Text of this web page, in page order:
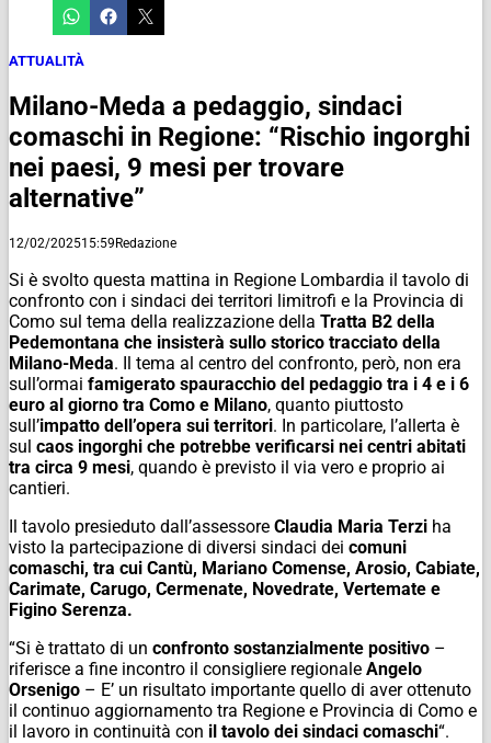
ATTUALITÀ
Milano-Meda a pedaggio, sindaci
comaschi in Regione: “Rischio ingorghi
nei paesi, 9 mesi per trovare
alternative”
12/02/202515:59Redazione
Si è svolto questa mattina in Regione Lombardia il tavolo di
confronto con i sindaci dei territori limitrofi e la Provincia di
Como sul tema della realizzazione della Tratta B2 della
Pedemontana che insisterà sullo storico tracciato della
Milano-Meda. Il tema al centro del confronto, però, non era
sull’ormai famigerato spauracchio del pedaggio tra i 4 e i 6
euro al giorno tra Como e Milano, quanto piuttosto
sull’impatto dell’opera sui territori. In particolare, l’allerta è
sul caos ingorghi che potrebbe verificarsi nei centri abitati
tra circa 9 mesi, quando è previsto il via vero e proprio ai
cantieri.
Il tavolo presieduto dall’assessore Claudia Maria Terzi ha
visto la partecipazione di diversi sindaci dei comuni
comaschi, tra cui Cantù, Mariano Comense, Arosio, Cabiate,
Carimate, Carugo, Cermenate, Novedrate, Vertemate e
Figino Serenza.
“Si è trattato di un confronto sostanzialmente positivo –
riferisce a fine incontro il consigliere regionale Angelo
Orsenigo – E’ un risultato importante quello di aver ottenuto
il continuo aggiornamento tra Regione e Provincia di Como e
il lavoro in continuità con il tavolo dei sindaci comaschi“.